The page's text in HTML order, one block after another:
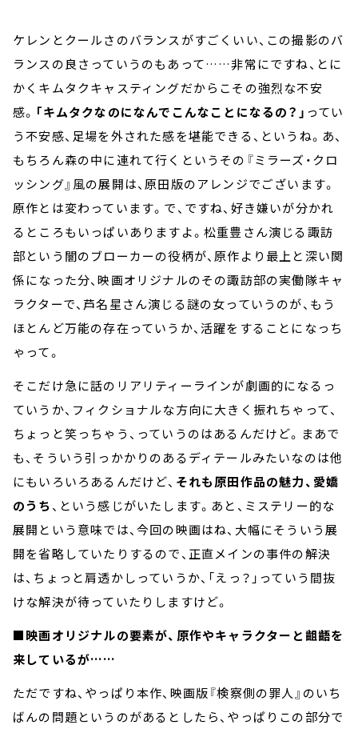
ケレンとクールさのバランスがすごくいい、この撮影のバ
ランスの良さっていうのもあって……非常にですね、とに
かくキムタクキャスティングだからこその強烈な不安
感。 「キムタクなのになんでこんなことになるの？」 ってい
う不安感、足場を外された感を堪能できる、というね。あ、
もちろん森の中に連れて行くというその『ミラーズ・クロ
ッシング』風の展開は、原田版のアレンジでございます。
原作とは変わっています。で、ですね、好き嫌いが分かれ
るところもいっぱいありますよ。松重豊さん演じる諏訪
部という闇のブローカーの役柄が、原作より最上と深い関
係になった分、映画オリジナルのその諏訪部の実働隊キャ
ラクターで、芦名星さん演じる謎の女っていうのが、もう
ほとんど万能の存在っていうか、活躍をすることになっち
ゃって。
そこだけ急に話のリアリティーラインが劇画的になるっ
ていうか、フィクショナルな方向に大きく振れちゃって、
ちょっと笑っちゃう、っていうのはあるんだけど。まあで
も、そういう引っかかりのあるディテールみたいなのは他
にもいろいろあるんだけど、 それも原田作品の魅力、愛嬌
のうち、という感じがいたします。あと、ミステリー的な
展開という意味では、今回の映画はね、大幅にそういう展
開を省略していたりするので、正直メインの事件の解決
は、ちょっと肩透かしっていうか、「えっ？」っていう間抜
けな解決が待っていたりしますけど。
■映画オリジナルの要素が、原作やキャラクターと齟齬を
来しているが……
ただですね、やっぱり本作、映画版『検察側の罪人』のいち
ばんの問題というのがあるとしたら、やっぱりこの部分で